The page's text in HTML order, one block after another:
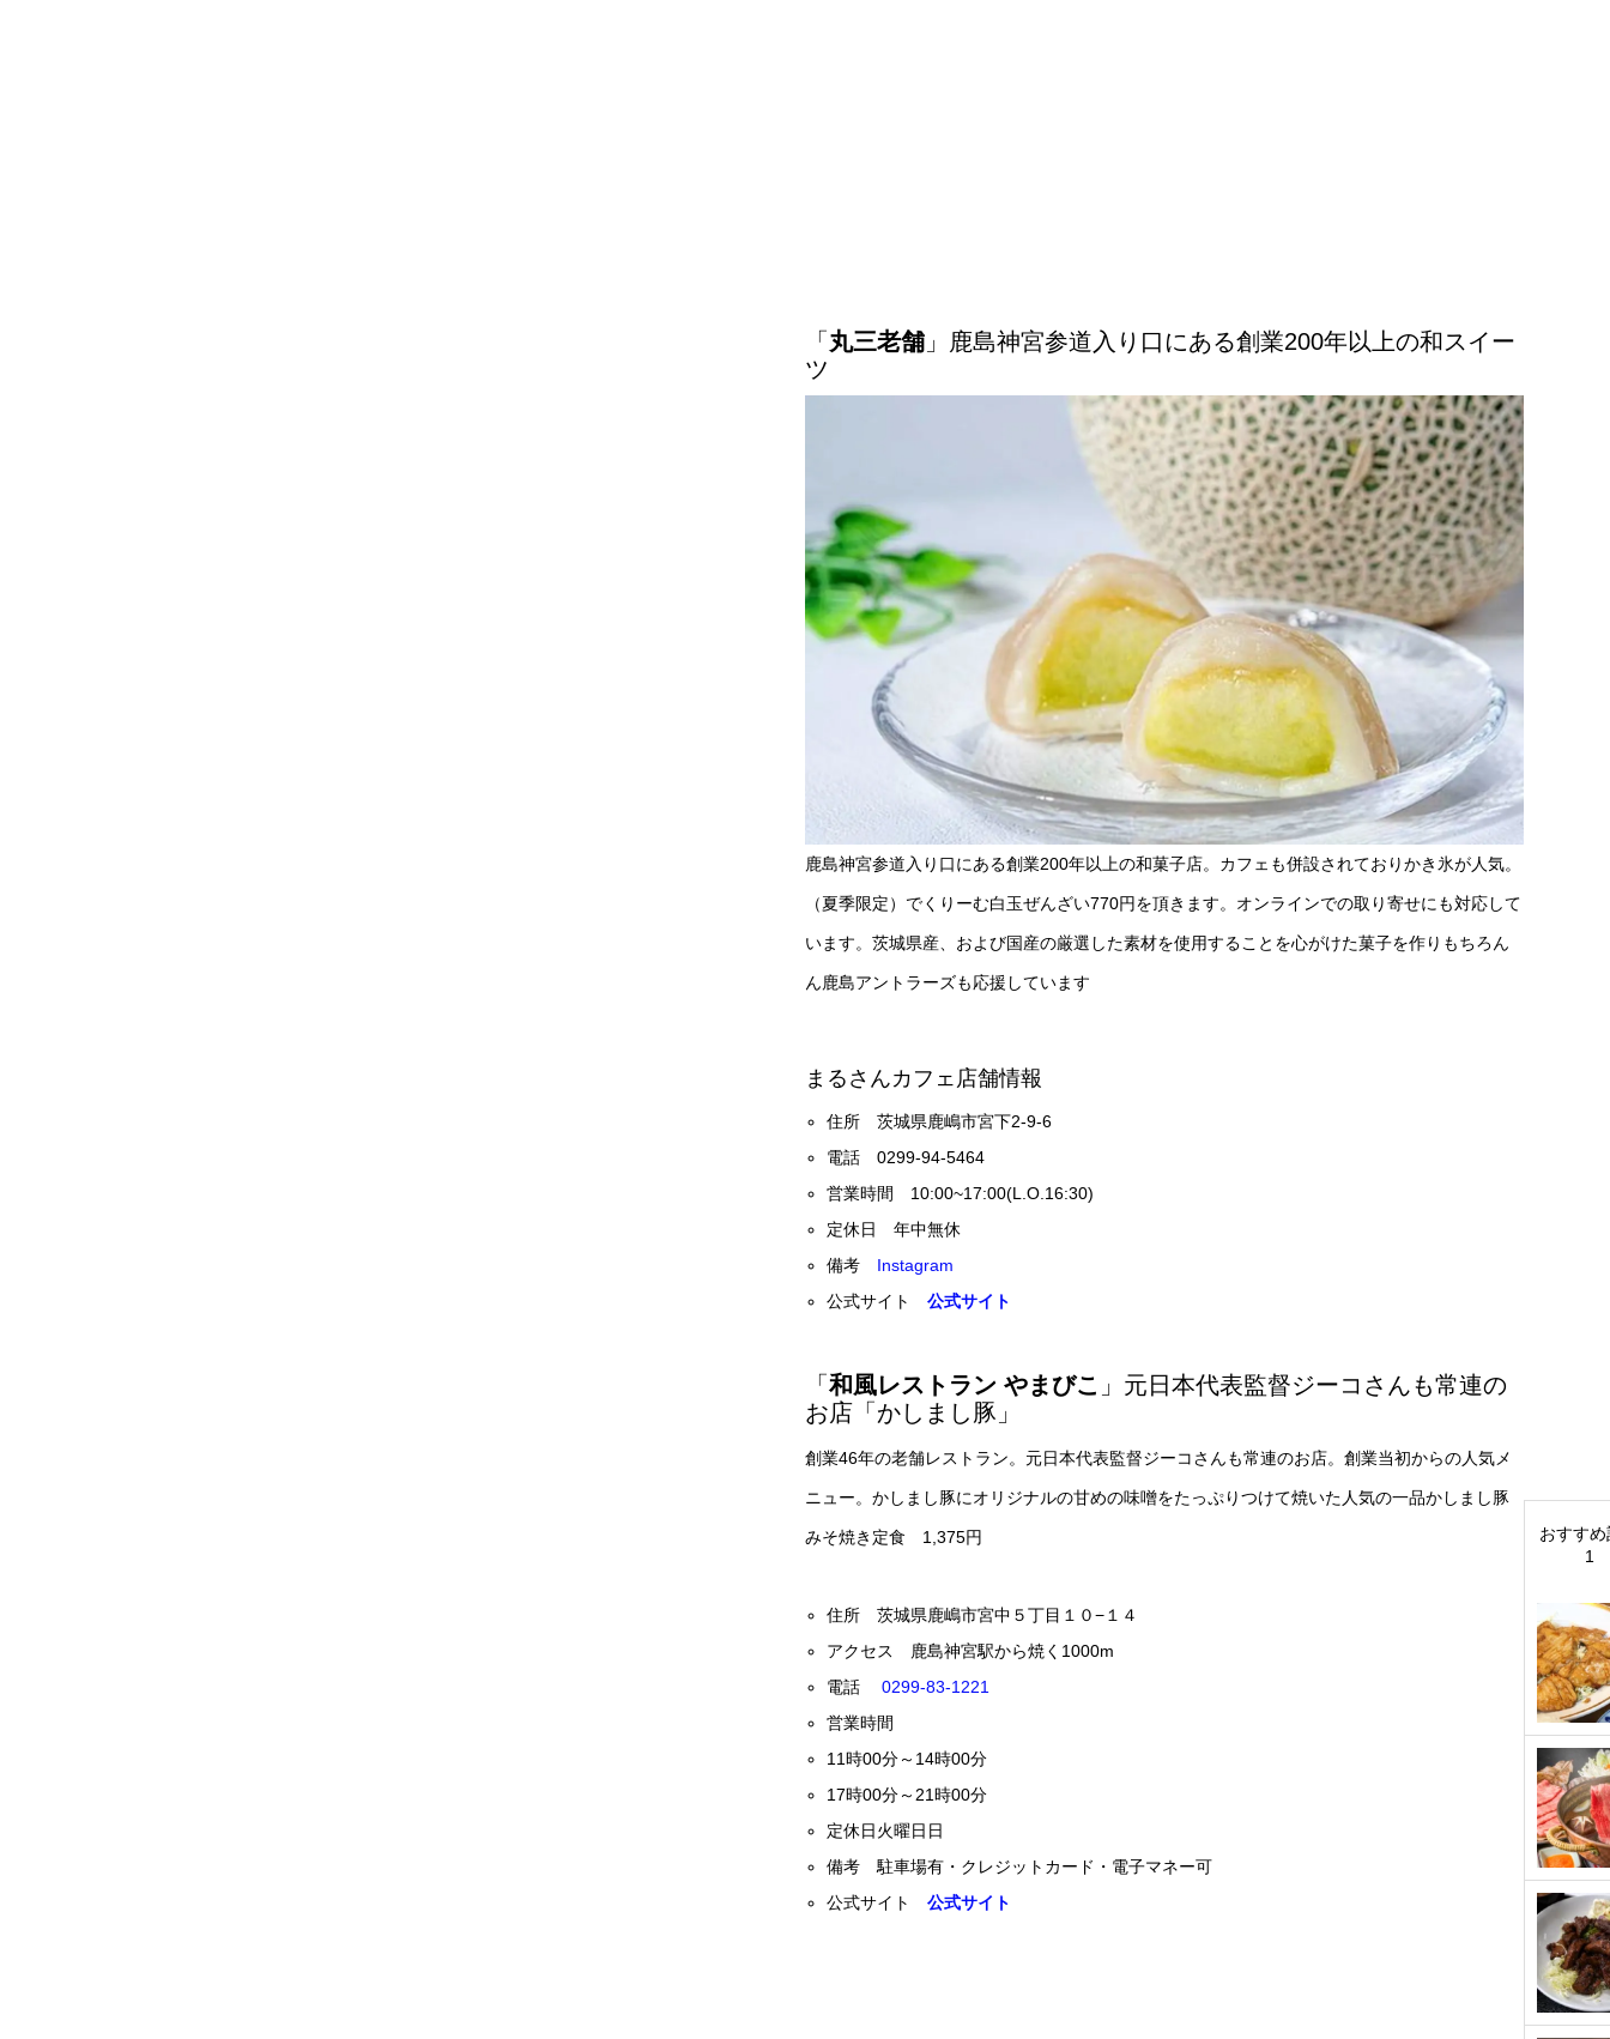
「丸三老舗 」鹿島神宮参道入り口にある創業200年以上の和スイー
ツ
鹿島神宮参道入り口にある創業200年以上の和菓子店。カフェも併設されておりかき氷が人気。
（夏季限定）でくりーむ白玉ぜんざい770円を頂きます。オンラインでの取り寄せにも対応して
います。茨城県産、および国産の厳選した素材を使用することを心がけた菓子を作りもちろん
ん鹿島アントラーズも応援しています
まるさんカフェ店舗情報
住所 茨城県鹿嶋市宮下2-9-6
電話 0299-94-5464
営業時間 10:00~17:00(L.O.16:30)
定休日 年中無休
備考 Instagram
公式サイト公式サイト
「 和風レストラン やまびこ 」元日本代表監督ジーコさんも常連の
お店「かしまし豚」
創業46年の老舗レストラン。元日本代表監督ジーコさんも常連のお店。創業当初からの人気メ
ニュー。かしまし豚にオリジナルの甘めの味噌をたっぷりつけて焼いた人気の一品かしまし豚
みそ焼き定食 1,375円
住所 茨城県鹿嶋市宮中５丁目１０−１４
アクセス 鹿島神宮駅から焼く1000m
電話0299-83-1221
営業時間
11時00分～14時00分
17時00分～21時00分
定休日火曜日日
備考 駐車場有・クレジットカード・電子マネー可
公式サイト公式サイト
おすす
1